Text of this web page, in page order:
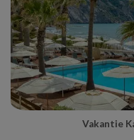
Vakantie